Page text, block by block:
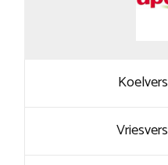
Koelvers
Vriesvers